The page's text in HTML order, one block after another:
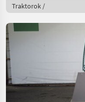
Traktorok /